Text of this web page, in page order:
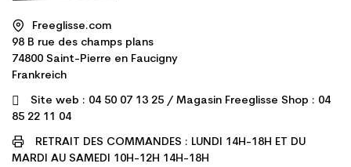
Freeglisse.com
98 B rue des champs plans
74800 Saint-Pierre en Faucigny
Frankreich
Site web : 04 50 07 13 25 / Magasin Freeglisse Shop : 04
85 22 11 04
RETRAIT DES COMMANDES : LUNDI 14H-18H ET DU
MARDI AU SAMEDI 10H-12H 14H-18H